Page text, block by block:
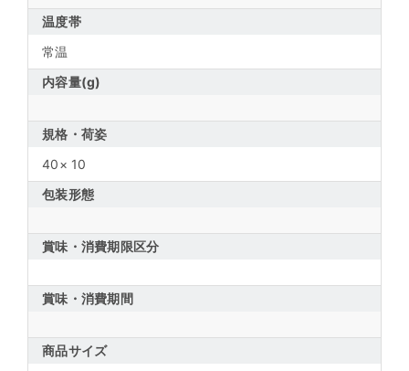
温度帯
常温
内容量(g)
規格・荷姿
40× 10
包装形態
賞味・消費期限区分
賞味・消費期間
商品サイズ